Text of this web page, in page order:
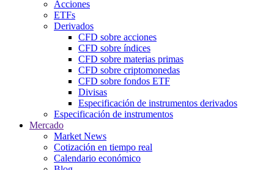
Acciones
ETFs
Derivados
CFD sobre acciones
CFD sobre índices
CFD sobre materias primas
CFD sobre criptomonedas
CFD sobre fondos ETF
Divisas
Especificación de instrumentos derivados
Especificación de instrumentos
Mercado
Market News
Cotización en tiempo real
Calendario económico